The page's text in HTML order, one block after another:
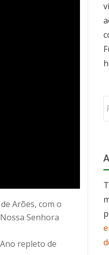
Arões, com o
Senhora
repleto de